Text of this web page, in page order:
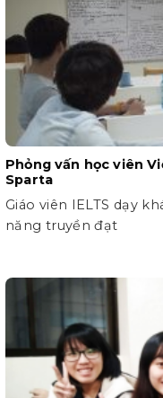
Phỏng vấn học viên
Sparta
Giáo viên IELTS dạy
năng truyền đạt